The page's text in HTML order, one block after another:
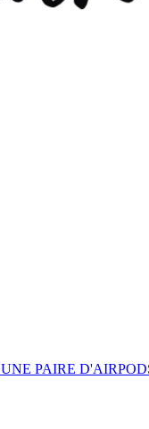
PAIRE